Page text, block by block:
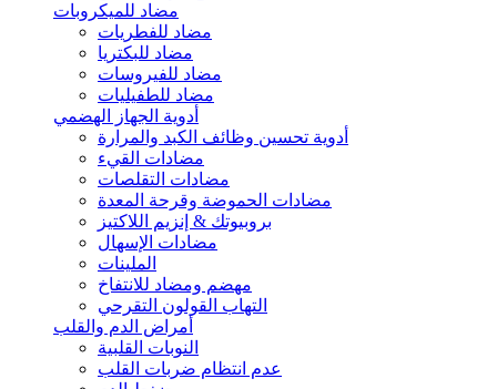
مضاد للميكروبات
مضاد للفطريات
مضاد للبكتريا
مضاد للفيروسات
مضاد للطفيليات
أدوية الجهاز الهضمي
أدوية تحسين وظائف الكبد والمرارة
مضادات القيء
مضادات التقلصات
مضادات الحموضة وقرحة المعدة
بروبيوتك & إنزيم اللاكتيز
مضادات الإسهال
الملينات
مهضم ومضاد للانتفاخ
التهاب القولون التقرحي
أمراض الدم والقلب
النوبات القلبية
عدم انتظام ضربات القلب